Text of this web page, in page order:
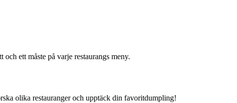
ett måste på varje restaurangs meny.
olika restauranger och upptäck din favoritdumpling!